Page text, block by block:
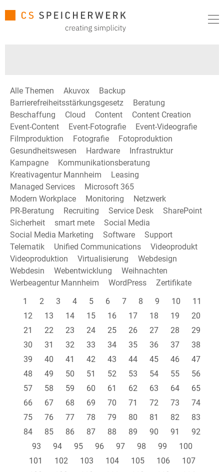
Alle Themen Akuvox
Backup
Barrierefreiheitsstärkungsgesetz
Beratung
Beschaffung
Cloud Content
Content Creation
Event-Content
Event-Fotografie
Event-Videografie
Filmproduktion
Fotografie
Fotoproduktion
Gesundheitswesen
Hardware
Infrastruktur
Kampagne
Kommunikationsberatung
Kreativagentur Mannheim
Leasing
Managed Services
Microsoft 365
Modern Workplace
Monitoring
Netzwerk
PR-Beratung
Recruiting Service Desk
SharePoint
Sicherheit
smart mete
Social Media
Social Media Marketing
Software
Support
Telematik
Unified Communications
Videoprodukt
Videoproduktion
Virtualisierung
Webdesign
Webdesin
Webentwicklung
Weihnachten
Werbeagentur Mannheim
WordPress
Zertifikate
1
2 3 4 5 6 7 8 9 10
11
12
13 14 15 16 17 18 19
20
21
22 23 24 25 26 27 28
29
30
31 32 33 34 35 36 37
38
39
40 41 42 43 44 45 46
47
48
49 50 51 52 53 54 55
56
57
58 59 60 61 62 63 64
65
66
67 68 69 70 71 72 73
74
75
76 77 78 79 80 81 82
83
84
85 86 87 88 89 90 91
92
93
94 95 96 97 98 99
100
101
102 103 104 105 106
107